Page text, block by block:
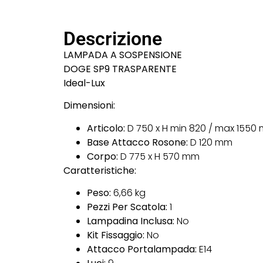
Descrizione
LAMPADA A SOSPENSIONE
DOGE SP9 TRASPARENTE
Ideal-Lux
Dimensioni:
Articolo: D 750 x H min 820 / max 1550
Base Attacco Rosone: D 120 mm
Corpo: D 775 x H 570 mm
Caratteristiche:
Peso: 6,66 kg
Pezzi Per Scatola: 1
Lampadina Inclusa: No
Kit Fissaggio: No
Attacco Portalampada: E14